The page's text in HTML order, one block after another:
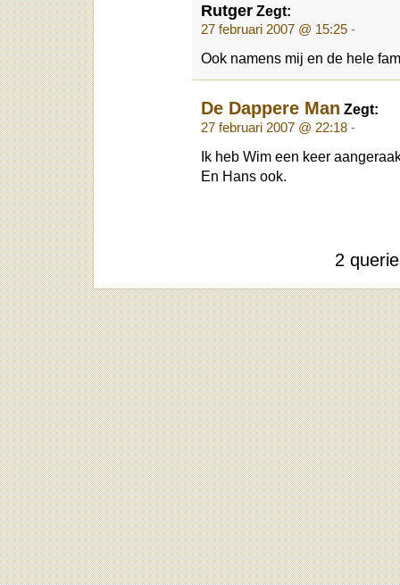
Rutger Zegt:
27 februari 2007 @ 15:25 -
Ook namens mij en de hele
De Dappere Man Zegt:
27 februari 2007 @ 22:18 -
Ik heb Wim een keer
En Hans ook.
2